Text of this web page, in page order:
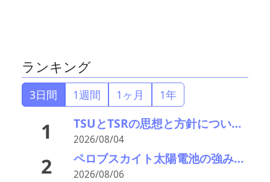
ランキング
3日間 1週間 1ヶ月 1年
1 TSUとTSRの思想と方針について考える
2026/08/04
2 ペロブスカイト太陽電池の強みはリサイクル性にあり―東大の瀬川氏がエコプレミアムクラブで講演
2026/08/06